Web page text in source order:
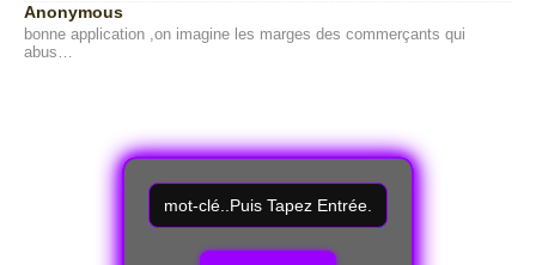
Anonymous
bonne application ,on imagine les marges des commerçants qui
abus…
R
e